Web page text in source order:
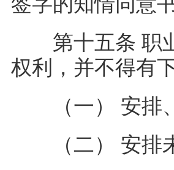
第十五条 职业
权利，并不得
（一） 安排
（二） 安排